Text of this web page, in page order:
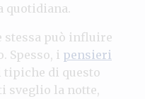
quotidiana.
stessa può influire
Spesso, i pensieri
tipiche di questo
sveglio la notte,